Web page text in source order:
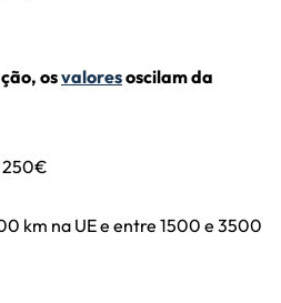
osvaloresoscilam da
250€
km na UE e entre 1500 e 3500